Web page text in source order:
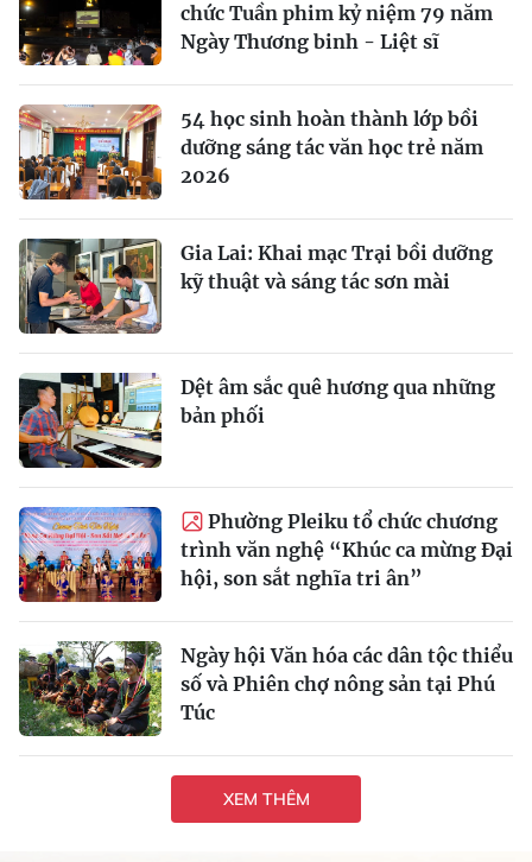
chức Tuần phim kỷ niệm 79 năm
Ngày Thương binh - Liệt sĩ
54 học sinh hoàn thành lớp bồi
dưỡng sáng tác văn học trẻ năm
2026
Gia Lai: Khai mạc Trại bồi dưỡng
kỹ thuật và sáng tác sơn mài
Dệt âm sắc quê hương qua những
bản phối
Phường Pleiku tổ chức chương
trình văn nghệ “Khúc ca mừng Đại
hội, son sắt nghĩa tri ân”
Ngày hội Văn hóa các dân tộc thiểu
số và Phiên chợ nông sản tại Phú
Túc
XEM THÊM